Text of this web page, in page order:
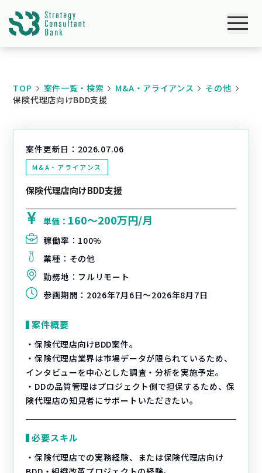
TOP 案件一覧・検索 M&A・アライアンス
その他
保険代理店向けBDD支援
案件更新日： 2026.07.06
M&A・アライアンス
保険代理店向けBDD支援
単価： 160〜200万円/月
稼働率： 100%
業種： その他
勤務地： フルリモート
参画期間： 2026年7月6日～2026年8月7日
案件概要
・保険代理店向けBDD案件。
・保険代理店業界は市場データが限られているため、
インタビューを中心とした調査・分析を実施予定。
・DDの品質管理はプロジェクト側で担保するため、保
険代理店の知見者にサポートいただきたい。
必要スキル
・保険代理店での実務経験、または保険代理店向け